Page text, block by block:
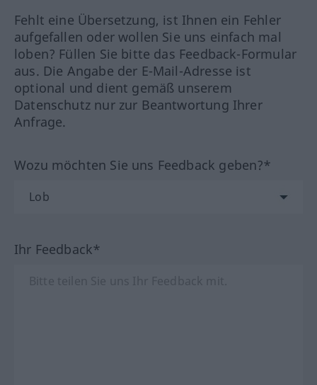
Fehlt eine Übersetzung, ist Ihnen ein Fehler
aufgefallen oder wollen Sie uns einfach mal
loben? Füllen Sie bitte das Feedback-Formular
aus. Die Angabe der E-Mail-Adresse ist
optional und dient gemäß unserem
Datenschutz nur zur Beantwortung Ihrer
Anfrage.
Wozu möchten Sie uns Feedback geben?*
Ihr Feedback*